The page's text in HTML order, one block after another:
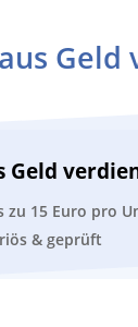
Geld
Geld
zu 15 Euro pro
& geprüft